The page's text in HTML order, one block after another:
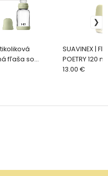
fľaša so
cumlíkom
SUAVINEX |
POETRY 120 ml
fyziologická
13.00 €